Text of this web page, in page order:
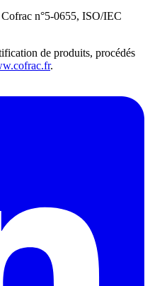
n°5-0655, ISO/IEC
de produits, procédés
.